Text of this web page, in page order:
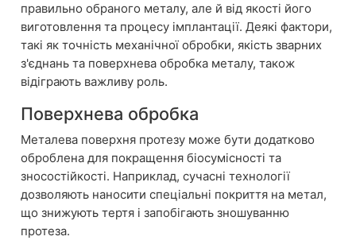
правильно обраного металу, але й від якості його
виготовлення та процесу імплантації. Деякі фактори,
такі як точність механічної обробки, якість зварних
з'єднань та поверхнева обробка металу, також
відіграють важливу роль.
Поверхнева обробка
Металева поверхня протезу може бути додатково
оброблена для покращення біосумісності та
зносостійкості. Наприклад, сучасні технології
дозволяють наносити спеціальні покриття на метал,
що знижують тертя і запобігають зношуванню
протеза.